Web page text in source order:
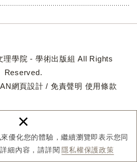
優化您的體驗，繼續瀏覽即表示您同
細內容，請詳閱 隱私權保護政策
×
學院 - 學術出版組 All Rights
Reserved.
網頁設計 / 免責聲明 使用條款